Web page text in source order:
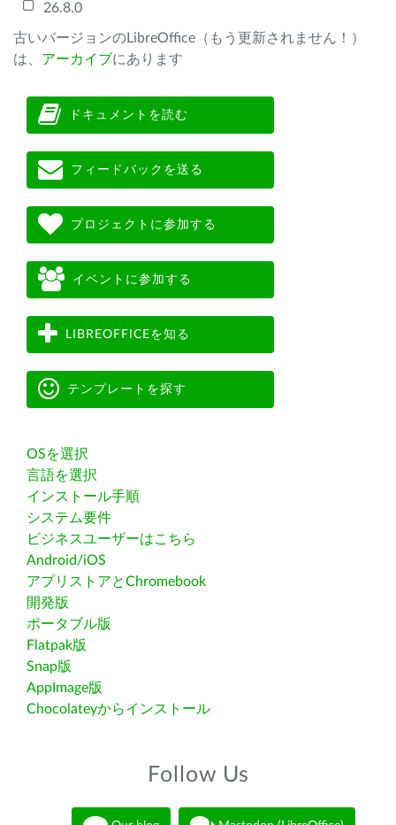
26.8.0
古いバージョンのLibreOffice（もう更新されません！）
は、 アーカイブにあります
ドキュメントを読む
フィードバックを送る
プロジェクトに参加する
イベントに参加する
LIBREOFFICEを知る
テンプレートを探す
OSを選択
言語を選択
インストール手順
システム要件
ビジネスユーザーはこちら
Android/iOS
アプリストアとChromebook
開発版
ポータブル版
Flatpak版
Snap版
AppImage版
Chocolateyからインストール
Follow Us